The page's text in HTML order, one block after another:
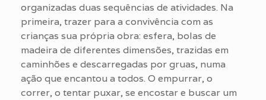
organizadas duas sequências de atividades. Na
primeira, trazer para a convivência com as
crianças sua própria obra: esfera, bolas de
madeira de diferentes dimensões, trazidas em
caminhões e descarregadas por gruas, numa
ação que encantou a todos. O empurrar, o
correr, o tentar puxar, se encostar e buscar um